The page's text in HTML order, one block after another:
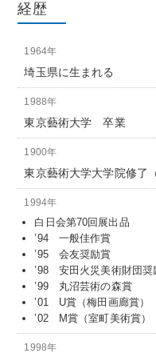
経歴
1964年
埼玉県に生まれる
1988年
東京藝術大学 卒業
1900年
東京藝術大学大学院修了
1994年
白日会第70回展出品
’94 一般佳作賞
’95 会友奨励賞
’98 安田火災美術財団奨
’99 丸沼芸術の森賞
’01 U賞（梅田画廊賞）
’02 M賞（室町美術賞）
1998年